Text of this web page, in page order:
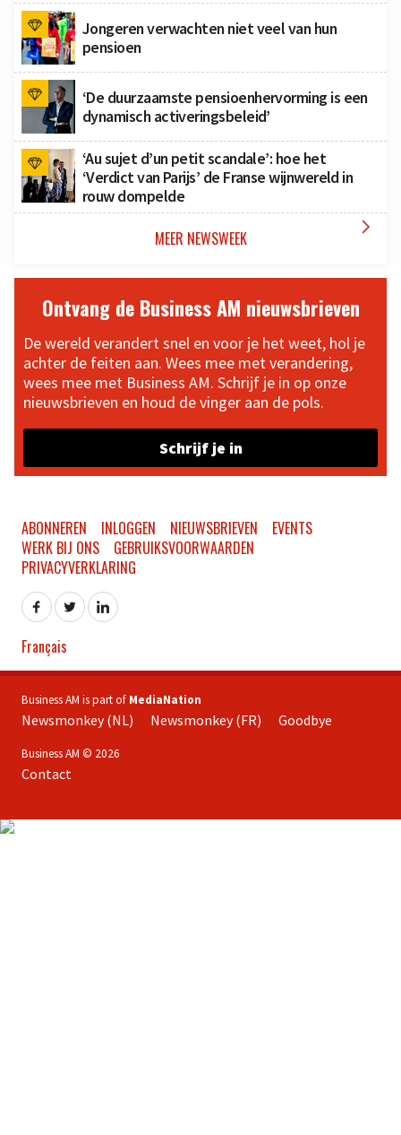
Jongeren verwachten niet veel van hun
pensioen
‘De duurzaamste pensioenhervorming is een
dynamisch activeringsbeleid’
‘Au sujet d’un petit scandale’: hoe het
‘Verdict van Parijs’ de Franse wijnwereld in
rouw dompelde
MEER NEWSWEEK 
Ontvang de Business AM nieuwsbrieven
De wereld verandert snel en voor je het weet, hol je
achter de feiten aan. Wees mee met verandering,
wees mee met Business AM. Schrijf je in op onze
nieuwsbrieven en houd de vinger aan de pols.
Schrijf je in
ABONNEREN INLOGGEN NIEUWSBRIEVEN
EVENTS
WERK BIJ ONS
GEBRUIKSVOORWAARDEN
PRIVACYVERKLARING
Français
Business AM is part of MediaNation
Newsmonkey (NL) Newsmonkey (FR) Goodbye
Business AM © 2026
Contact